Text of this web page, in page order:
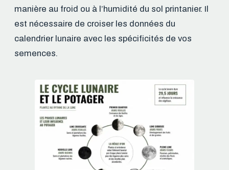
manière au froid ou à l’humidité du sol printanier. Il
est nécessaire de croiser les données du
calendrier lunaire avec les spécificités de vos
semences.